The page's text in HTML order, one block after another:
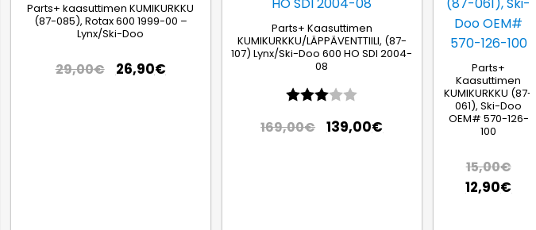
Parts+ kaasuttimen KUMIKURKKU
(87-085), Rotax 600 1999-00 –
Lynx/Ski-Doo
29,00€ 26,90€
Parts+ Kaasuttimen
KUMIKURKKU/LÄPPÄVENTTIILI, (87-
107) Lynx/Ski-Doo 600 HO SDI 2004-
08
Arvio:
3.0 5:sta tähdestä
169,00€ 139,00€
Parts+
Kaasuttimen
KUMIKURKKU (87-
061), Ski-Doo
OEM# 570-126-
100
15,00€
12,90€